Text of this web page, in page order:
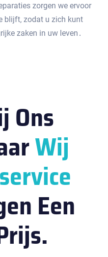
zorgen we ervoor
blijft‚ zodat u zich kunt
zaken in uw leven․
Ons
Wij
Een